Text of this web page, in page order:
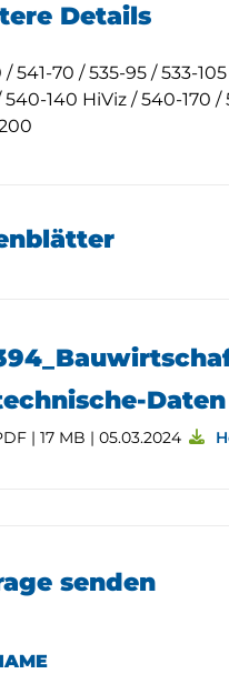
Details
/ 541-70 / 535-95 / 533-105
540-140 HiViz / 540-170 /
Daten
| 17 MB | 05.03.2024
senden